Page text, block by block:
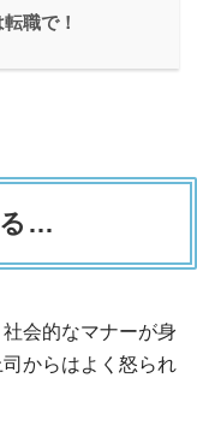
職で！
る…
会的なマナーが身
からはよく怒られ